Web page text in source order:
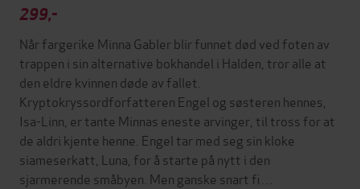
299,-
Når fargerike Minna Gabler blir funnet død ved foten av
trappen i sin alternative bokhandel i Halden, tror alle at
den eldre kvinnen døde av fallet.
Kryptokryssordforfatteren Engel og søsteren hennes,
Isa-Linn, er tante Minnas eneste arvinger, til tross for at
de aldri kjente henne. Engel tar med seg sin kloke
siameserkatt, Luna, for å starte på nytt i den
sjarmerende småbyen. Men ganske snart fi…